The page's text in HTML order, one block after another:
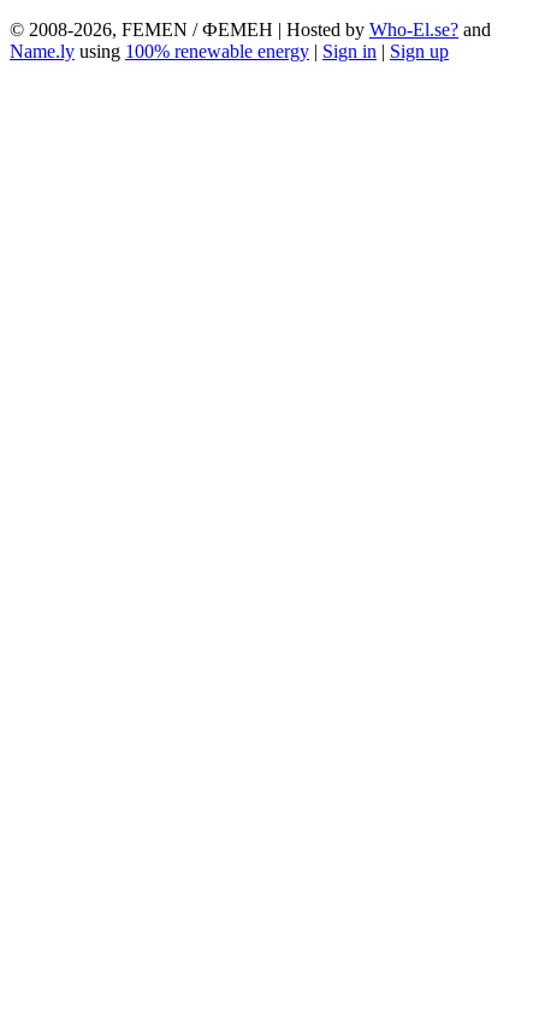
© 2008-2026, FEMEN / ФЕМЕН | Hosted by Who-El.se? and
Name.ly using 100% renewable energy | Sign in | Sign up